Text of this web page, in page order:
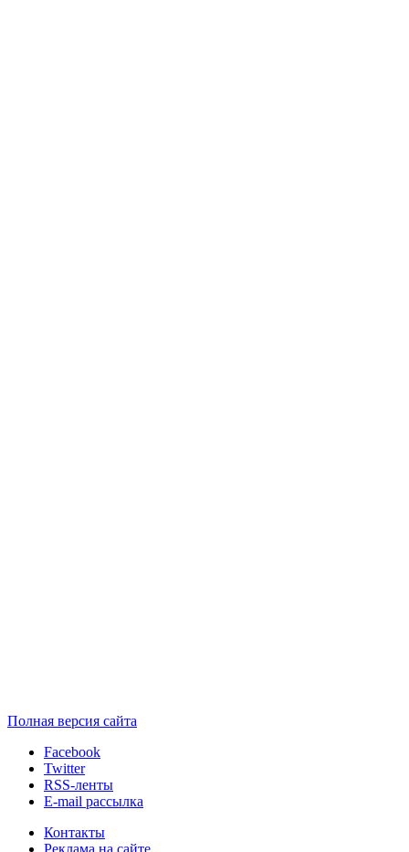
Полная версия сайта
Facebook
Twitter
RSS-ленты
E-mail рассылка
Контакты
Реклама на сайте